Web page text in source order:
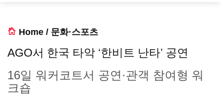
Home / 문화·스포츠
AGO서 한국 타악 ‘한비트 난타’ 공연
16일 워커코트서 공연·관객 참여형 워
크숍